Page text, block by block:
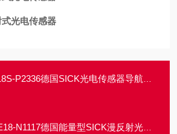
光电传感器
P2336德国SICK光电传感器导航车FTF专用
N1117德国能量型SICK漫反射光电传感器